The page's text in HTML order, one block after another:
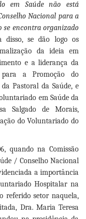
em Saúde não está
Nacional para a
se encontra organizado
disso, se dão logo os
da ideia em
e a liderança da
para a Promoção do
Pastoral da Saúde, e
em Saúde da
Salgado de Morais,
do Voluntariado do
quando na Comissão
/ Conselho Nacional
a importância
Hospitalar na
referido setor naquela,
Dra. Maria Teresa